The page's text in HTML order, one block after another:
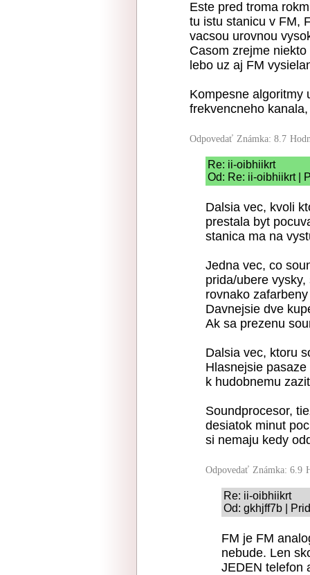
Este pred troma
tu istu stanicu v FM,
vacsou urovnou
Casom zrejme
lebo uz aj FM
Kompesne algoritmy
frekvencneho
Odpovedať Známka: 8.7
Re: ii-oibhiikrt
Od: Re: ii-oibhiikrt |
Dalsia vec, kvoli
prestala byt
stanica ma na
Jedna vec, co
prida/ubere
rovnako
Davnejsie dve
Ak sa prezenu
Dalsia vec, ktoru
Hlasnejsie
k hudobnemu
Soundprocesor,
desiatok minut
si nemaju kedy
Odpovedať Známka: 6.9
Re: ii-oibhiikrt
Od: gkhjff7b |
FM je FM
nebude. Len
JEDEN telefon